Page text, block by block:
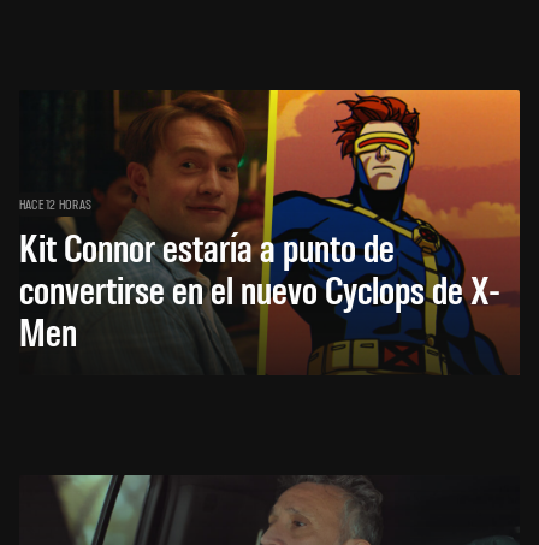
HACE 12 HORAS
Kit Connor estaría a punto de
convertirse en el nuevo Cyclops de X-
Men